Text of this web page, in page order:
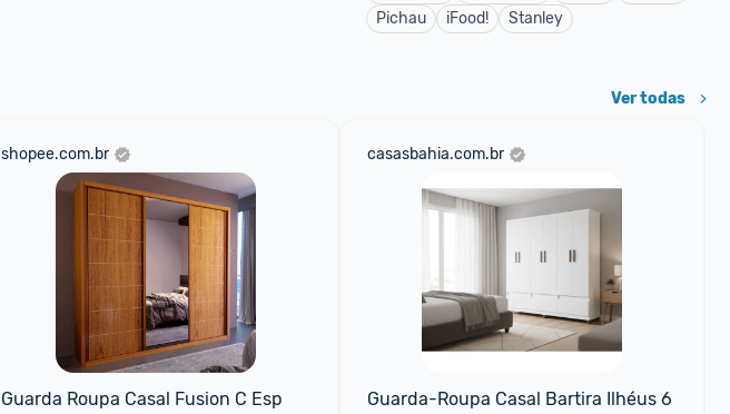
Pichau
iFood! Stanley
Ver todas
shopee.com.br
Guarda Roupa Casal Fusion C Esp
casasbahia.com.br
Guarda-Roupa Casal Bartira Ilhéus 6